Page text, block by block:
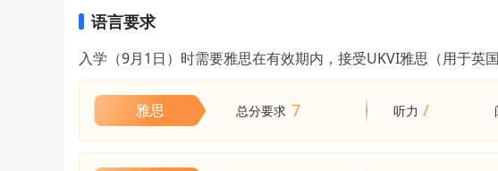
语言要求
入学（9月1日）时需要雅思在有效期内，接受UKVI雅思（用于英
雅思 总分要求 7 听力 /